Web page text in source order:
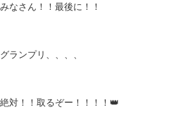
みなさん！！最後に！！
グランプリ、、、、
絶対！！取るぞー！！！！👑